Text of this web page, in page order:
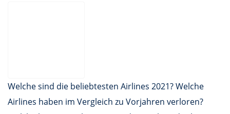
Welche sind die beliebtesten Airlines 2021? Welche
Airlines haben im Vergleich zu Vorjahren verloren?